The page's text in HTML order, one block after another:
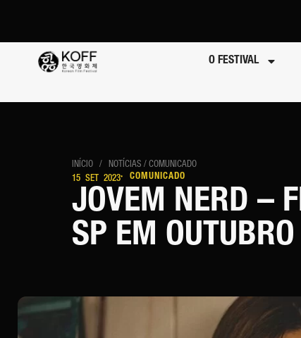
O FESTIVAL
INÍCIO / NOTÍCIAS / COMUNICADO
15 SET 2023· COMUNICADO
JOVEM NERD –
SP EM